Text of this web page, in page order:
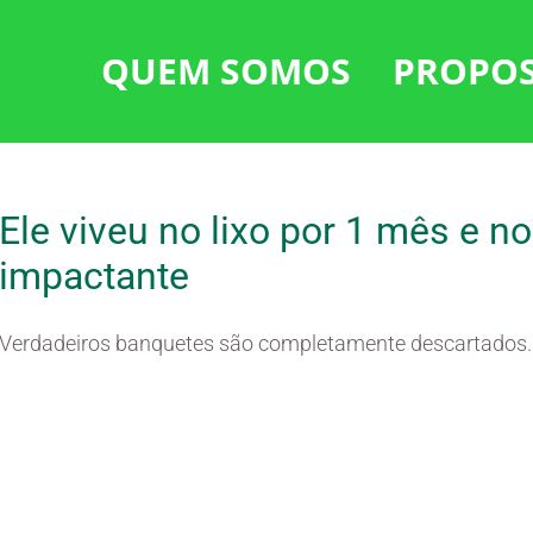
QUEM SOMOS
Ele viveu no lixo por 1 mês e
impactante
Verdadeiros banquetes são completamente descartados.